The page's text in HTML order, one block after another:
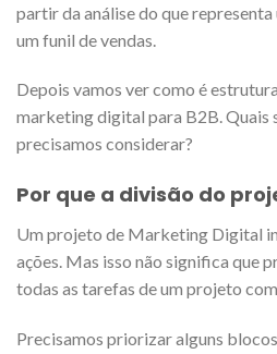
partir da análise do que
um funil de vendas.
Depois vamos ver como é
marketing digital para B2B. Quais
precisamos considerar?
Por que a divisão do
Um projeto de Marketing Digital
ações. Mas isso não significa que
todas as tarefas de um projeto
Precisamos priorizar alguns